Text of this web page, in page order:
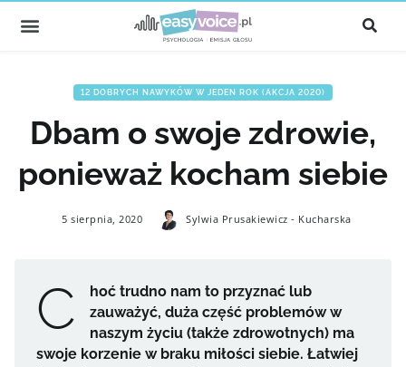
12 DOBRYCH NAWYKÓW W JEDEN ROK (AKCJA 2020)
Dbam o swoje zdrowie,
ponieważ kocham siebie
5 sierpnia, 2020 Sylwia Prusakiewicz - Kucharska
C
hoć trudno nam to przyznać lub
zauważyć, duża część problemów w
naszym życiu (także zdrowotnych) ma
swoje korzenie w braku miłości siebie. Łatwiej